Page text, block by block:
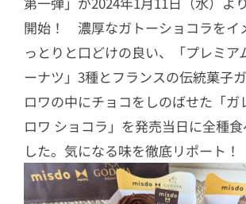
開始！ 濃厚なガトーショコラをイ
っとりと口どけの良い、「プレミア
ーナツ」3種とフランスの伝統菓子
ロワの中にチョコをしのばせた「ガ
ロワ ショコラ」を発売当日に全種
した。気になる味を徹底リポート！